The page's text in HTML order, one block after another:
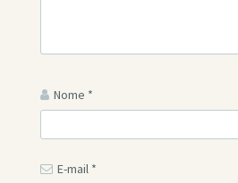
Nome *
E-mail *